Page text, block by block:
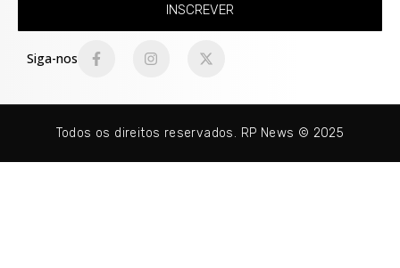
INSCREVER
Siga-nos
Todos os direitos reservados. RP News © 2025